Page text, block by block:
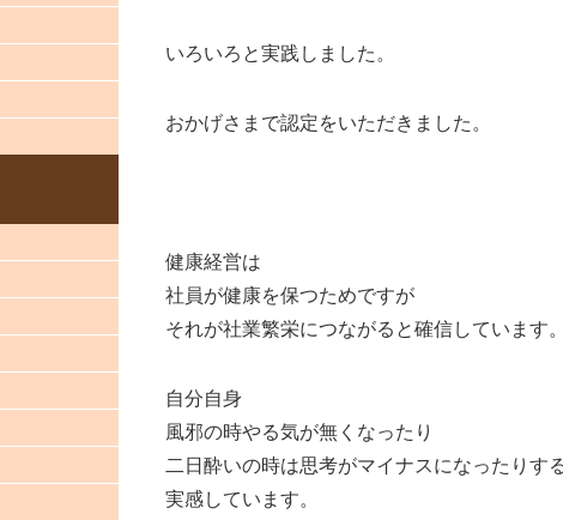
いろいろと実践しました。
おかげさまで認定をいただきました。
健康経営は
社員が健康を保つためですが
それが社業繁栄につながると確信しています。
自分自身
風邪の時やる気が無くなったり
二日酔いの時は思考がマイナスになったりす
実感しています。